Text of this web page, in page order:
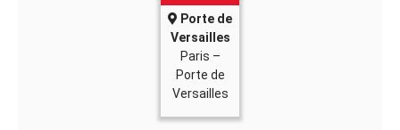
Porte de
Versailles
Paris –
Porte de
Versailles